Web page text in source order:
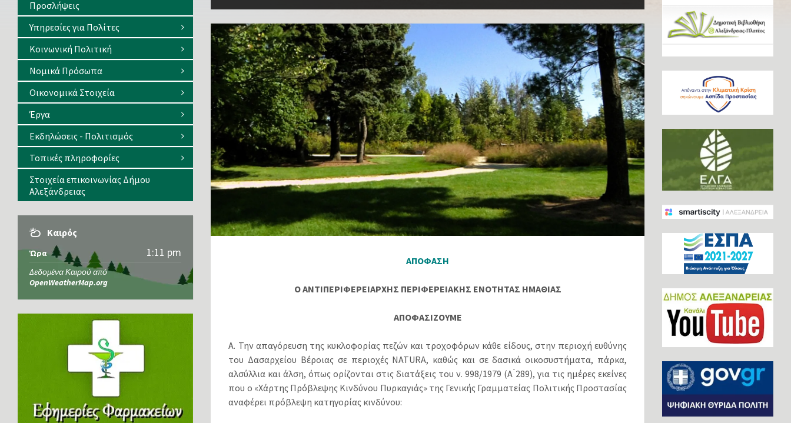
ΑΠΟΦΑΣΗ
Ο ΑΝΤΙΠΕΡΙΦΕΡΕΙΑΡΧΗΣ ΠΕΡΙΦΕΡΕΙΑΚΗΣ ΕΝΟΤΗΤΑΣ ΗΜΑΘΙΑΣ
ΑΠΟΦΑΣΙΖΟΥΜΕ
Α. Την απαγόρευση της κυκλοφορίας πεζών και τροχοφόρων κάθε είδους, στην περιοχή ευθύνης
του Δασαρχείου Βέροιας σε περιοχές NATURA, καθώς και σε δασικά οικοσυστήματα, πάρκα,
αλσύλλια και άλση, όπως ορίζονται στις διατάξεις του ν. 998/1979 (Α ́289), για τις ημέρες εκείνες
που ο «Χάρτης Πρόβλεψης Κινδύνου Πυρκαγιάς» της Γενικής Γραμματείας Πολιτικής Προστασίας
αναφέρει πρόβλεψη κατηγορίας κινδύνου:
Προσλήψεις
Υπηρεσίες για Πολίτες
Κοινωνική Πολιτική
Νομικά Πρόσωπα
Οικονομικά Στοιχεία
Έργα
Εκδηλώσεις - Πολιτισμός
Τοπικές πληροφορίες
Στοιχεία επικοινωνίας Δήμου
Αλεξάνδρειας
Καιρός
Ώρα 1:11 pm
Δεδομένα Καιρού από
OpenWeatherMap.org